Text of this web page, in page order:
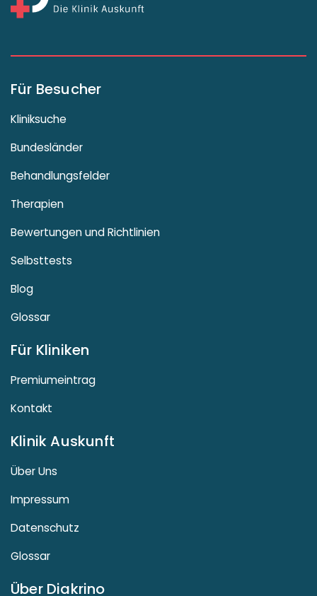
Für Besucher
Kliniksuche
Bundesländer
Behandlungsfelder
Therapien
Bewertungen und Richtlinien
Selbsttests
Blog
Glossar
Für Kliniken
Premiumeintrag
Kontakt
Klinik Auskunft
Über Uns
Impressum
Datenschutz
Glossar
Über Diakrino